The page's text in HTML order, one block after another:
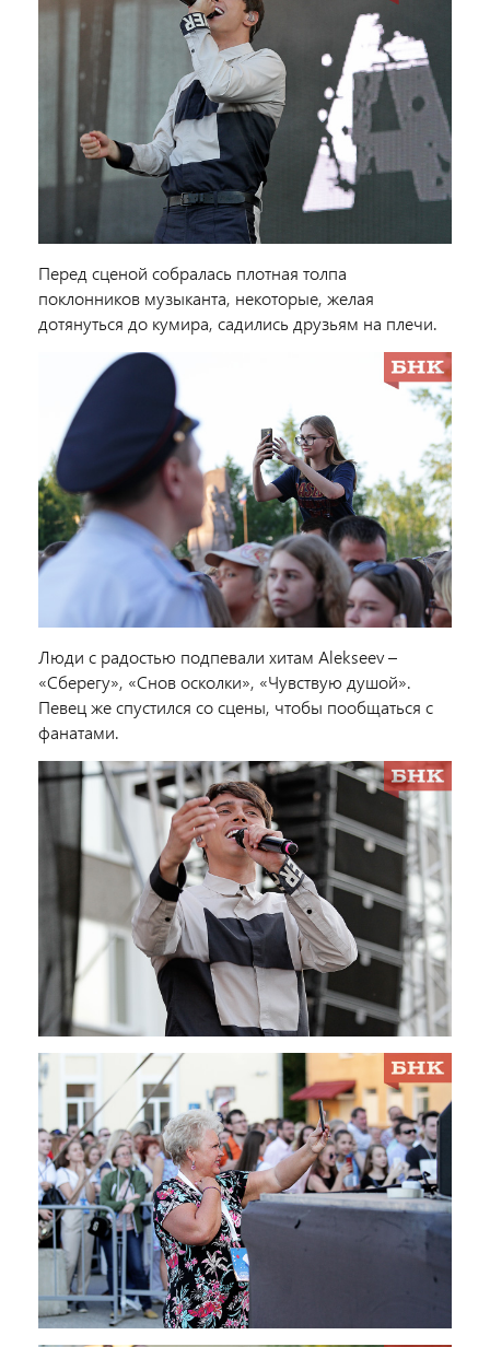
Перед сценой собралась плотная толпа
поклонников музыканта, некоторые, желая
дотянуться до кумира, садились друзьям на плечи.
Люди с радостью подпевали хитам Alekseev –
«Сберегу», «Снов осколки», «Чувствую душой».
Певец же спустился со сцены, чтобы пообщаться с
фанатами.